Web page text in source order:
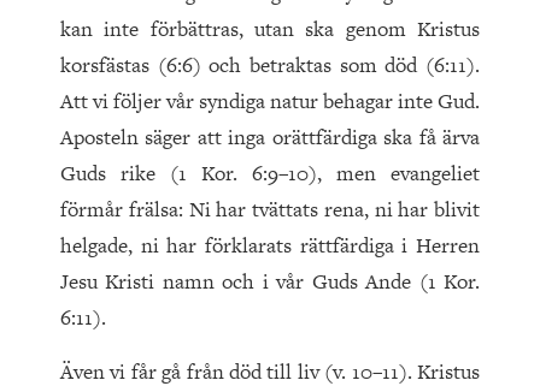
kan inte förbättras, utan ska genom Kristus
korsfästas (6:6) och betraktas som död (6:11).
Att vi följer vår syndiga natur behagar inte Gud.
Aposteln säger att inga orättfärdiga ska få ärva
Guds rike (1 Kor. 6:9–10), men evangeliet
förmår frälsa: Ni har tvättats rena, ni har blivit
helgade, ni har förklarats rättfärdiga i Herren
Jesu Kristi namn och i vår Guds Ande (1 Kor.
6:11).
Även vi får gå från död till liv (v. 10–11). Kristus